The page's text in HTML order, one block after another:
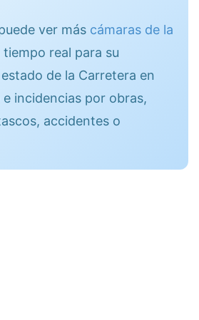
ver más cámaras de la
tiempo real para su
de la Carretera en
incidencias por obras,
accidentes o